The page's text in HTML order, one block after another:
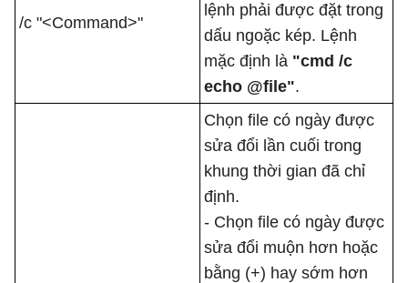
/c "<Command>"
lệnh phải được đặt trong
dấu ngoặc kép. Lệnh
mặc định là "cmd /c
echo @file".
Chọn file có ngày được
sửa đổi lần cuối trong
khung thời gian đã chỉ
định.
- Chọn file có ngày được
sửa đổi muộn hơn hoặc
bằng (+) hay sớm hơn